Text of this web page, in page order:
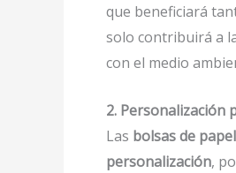
que beneficiará
solo contribuirá a
con el medio
2. Personalización
Las bolsas de
personalización,